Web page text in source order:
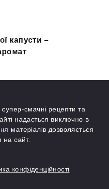
капусти –
смачні рецепти та
надається виключно в
матеріалів дозволяється
сайт.
конфіденційності